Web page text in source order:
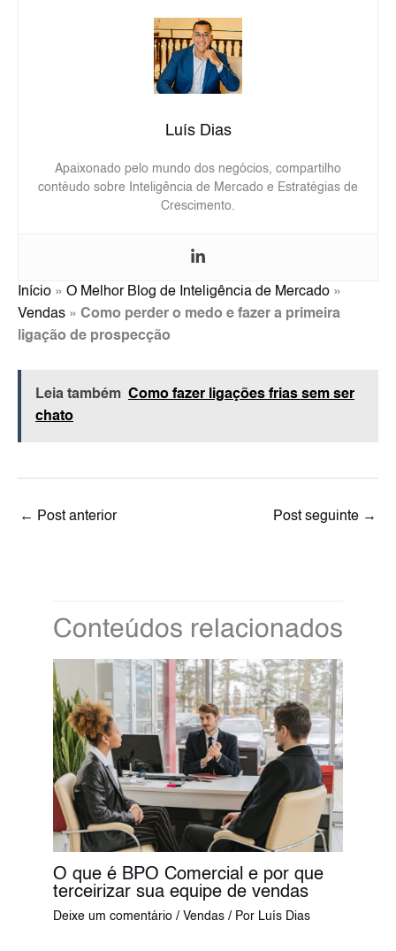
Luís Dias
Apaixonado pelo mundo dos negócios, compartilho
contéudo sobre Inteligência de Mercado e Estratégias de
Crescimento.
Início » O Melhor Blog de Inteligência de Mercado »
Vendas » Como perder o medo e fazer a primeira
ligação de prospecção
Leia também Como fazer ligações frias sem ser
chato
← Post anterior Post seguinte →
Conteúdos relacionados
O que é BPO Comercial e por que
terceirizar sua equipe de vendas
Deixe um comentário / Vendas / Por Luís Dias